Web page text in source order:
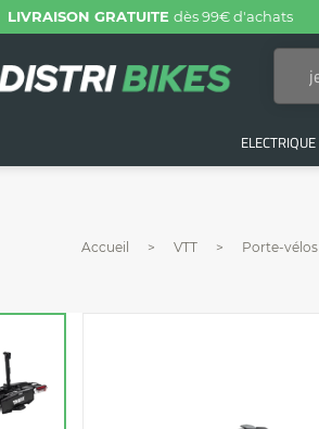
LIVRAISON GRATUITEdès 99€ d'achats
ELECTRIQUE
Accueil VTT Porte-vélos